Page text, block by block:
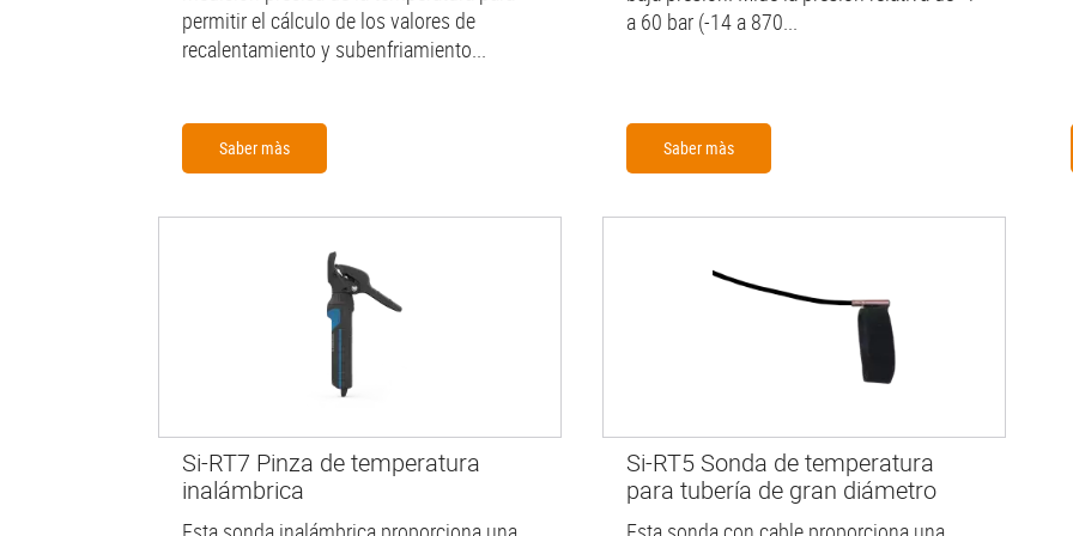
permitir el cálculo de los valores de
recalentamiento y subenfriamiento...
Saber màs
a 60 bar (-14 a 870...
Saber màs
Si-RT7 Pinza de temperatura
inalámbrica
Si-RT5 Sonda de temperatura
para tubería de gran diámetro